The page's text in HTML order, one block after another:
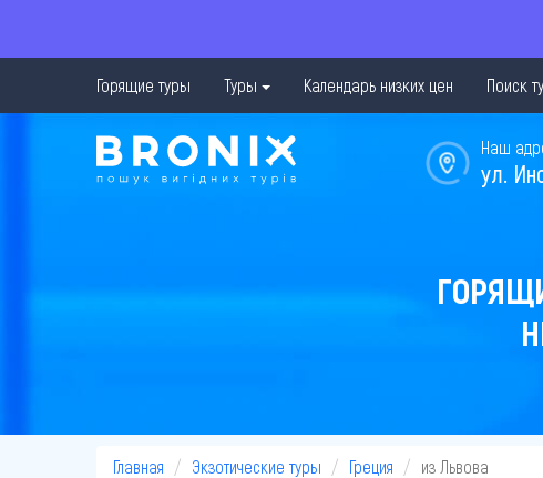
Горящие туры Туры Календарь низких цен Поиск
Наш
ул.
Главная Экзотические туры Греция из Львова